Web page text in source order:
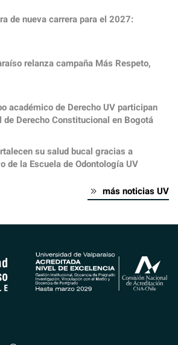
de nueva carrera para el 2027:
relanza campaña Más Respeto,
académico de Derecho UV participan
de Derecho Constitucional en Bogotá
su salud bucal gracias a
de la Escuela de Odontología UV
más noticias UV